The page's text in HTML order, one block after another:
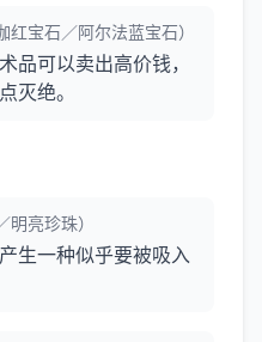
宝石／阿尔法蓝宝石）
品可以卖出高价钱，
灭绝。
亮珍珠）
生一种似乎要被吸入